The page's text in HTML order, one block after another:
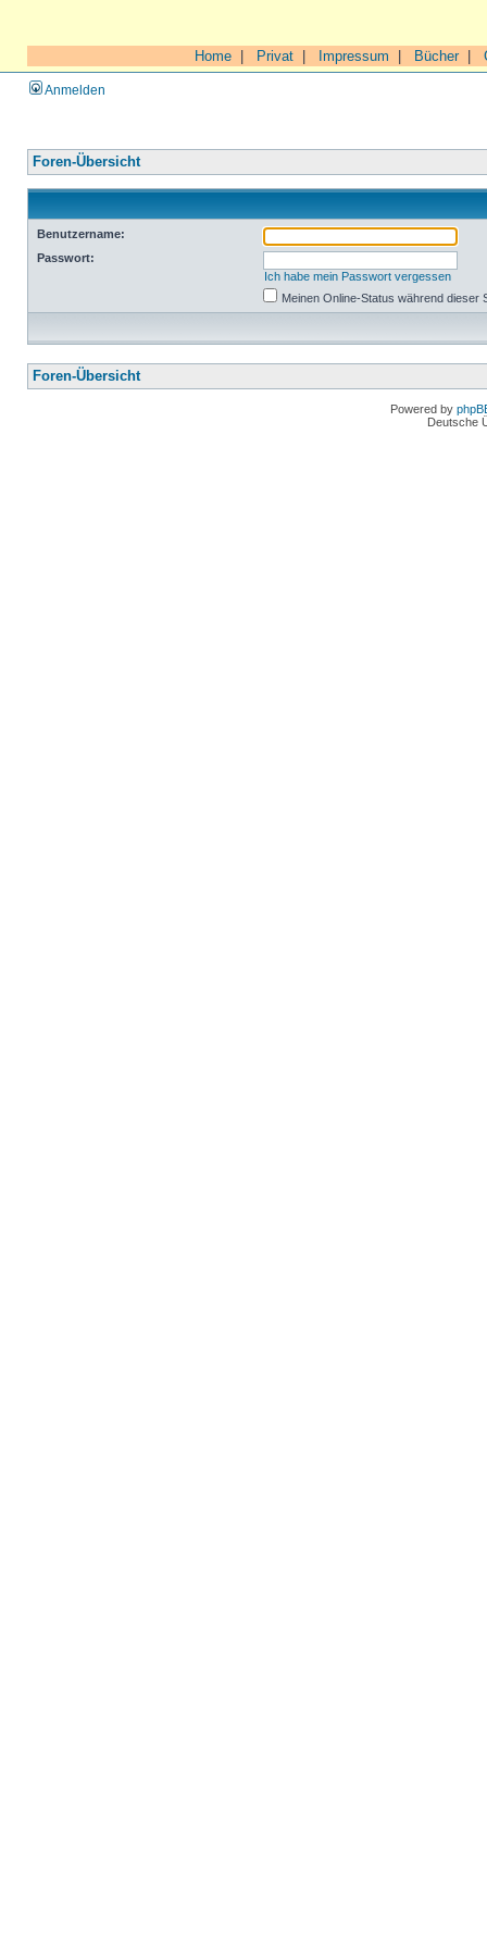
Home Privat Impressum Bücher|
Anmelden
Foren-Übersicht
Benutzername:
Passwort:
Ich habe mein Passwort vergessen
Meinen Online-Status während dieser
Foren-Übersicht
Powered by
Deutsche